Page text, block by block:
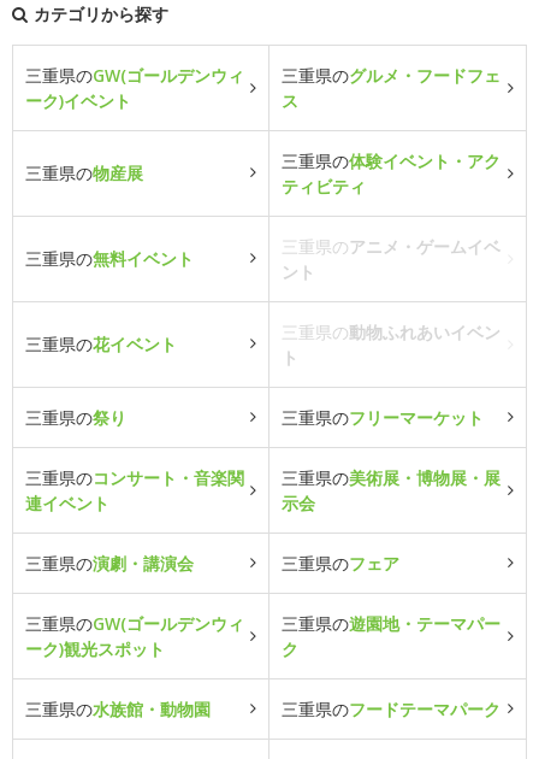
カテゴリから探す
三重県のGW(ゴールデンウィ
ーク)イベント
三重県のグルメ・フードフェ
ス
三重県の物産展
三重県の体験イベント・アク
ティビティ
三重県の無料イベント
三重県のアニメ・ゲームイベ
ント
三重県の花イベント
三重県の動物ふれあいイベン
ト
三重県の祭り 三重県のフリーマーケット
三重県のコンサート・音楽関
連イベント
三重県の美術展・博物展・展
示会
三重県の演劇・講演会 三重県のフェア
三重県のGW(ゴールデンウィ
ーク)観光スポット
三重県の遊園地・テーマパー
ク
三重県の水族館・動物園 三重県のフードテーマパーク